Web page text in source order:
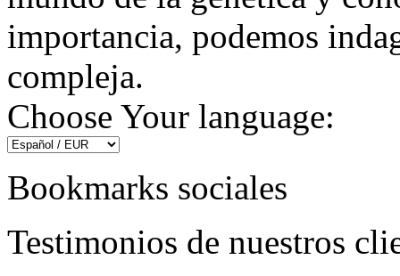
importancia, podemos
compleja.
Choose Your language:
Bookmarks sociales
Testimonios de nuestros